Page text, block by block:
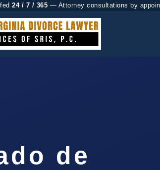
24 / 7 / 365 — Attorney consultations by
de